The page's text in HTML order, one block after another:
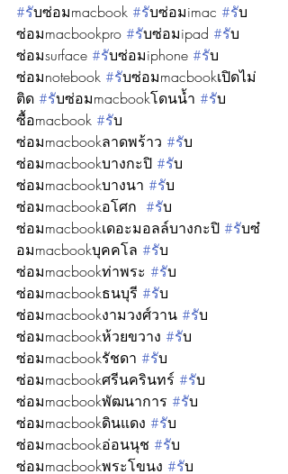
#รับซ่อมmacbook #รับซ่อมimac #รับ
ซ่อมmacbookpro #รับซ่อมipad #รับ
ซ่อมsurface #รับซ่อมiphone #รับ
ซ่อมnotebook #รับซ่อมmacbookเปิดไม่
ติด #รับซ่อมmacbookโดนน้ำ #รับ
ซื้อmacbook #รับ
ซ่อมmacbookลาดพร้าว #รับ
ซ่อมmacbookบางกะปิ #รับ
ซ่อมmacbookบางนา #รับ
ซ่อมmacbookอโศก #รับ
ซ่อมmacbookเดอะมอลล์บางกะปิ #รับซ๋
อมmacbookบุคคโล #รับ
ซ่อมmacbookท่าพระ #รับ
ซ่อมmacbookธนบุรี #รับ
ซ่อมmacbookงามวงศ์วาน #รับ
ซ่อมmacbookห้วยขวาง #รับ
ซ่อมmacbookรัชดา #รับ
ซ่อมmacbookศรีนครินทร์ #รับ
ซ่อมmacbookพัฒนาการ #รับ
ซ่อมmacbookดินแดง #รับ
ซ่อมmacbookอ่อนนุช #รับ
ซ่อมmacbookพระโขนง #รับ